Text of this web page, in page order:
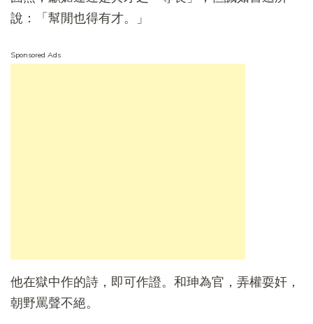
說：「幫閒也得有才。」
Sponsored Ads
他在獄中作的詩，即可作證。和珅為官，弄權耍奸，
朝野罵聲不絕。